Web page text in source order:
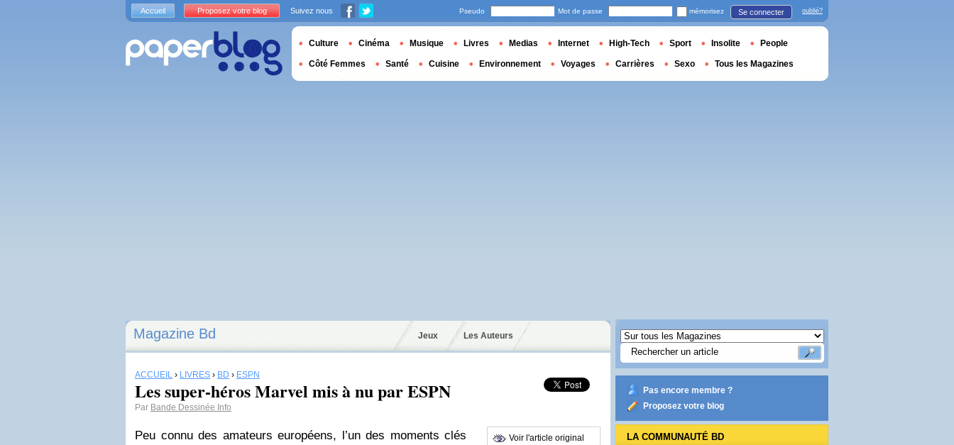
Magazine Bd Jeux Les Auteurs
ACCUEIL › LIVRES › BD › ESPN
Les super-héros Marvel mis à nu par ESPN
Par Bande Dessinée Info
Peu connu des amateurs européens, l’un des moments clés
Voir l'article original
Pas encore membre ?
Proposez votre blog
LA COMMUNAUTÉ BD
Accueil Proposez votre blog Suivez nous Pseudo Mot de passe mémorisez Se connecter oublié?
Culture Cinéma Musique Livres Medias Internet High-Tech Sport Insolite People
Côté Femmes Santé Cuisine Environnement Voyages Carrières Sexo Tous les Magazines